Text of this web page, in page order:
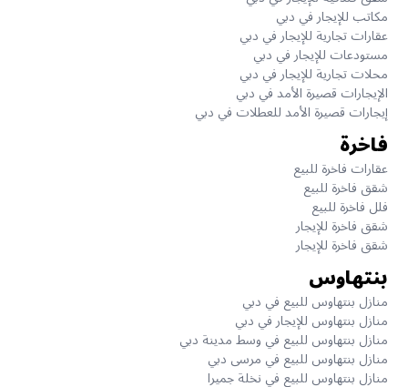
مكاتب للإيجار في دبي
عقارات تجارية للإيجار في دبي
مستودعات للإيجار في دبي
محلات تجارية للإيجار في دبي
الإيجارات قصيرة الأمد في دبي
إيجارات قصيرة الأمد للعطلات في دبي
فاخرة
عقارات فاخرة للبيع
شقق فاخرة للبيع
فلل فاخرة للبيع
شقق فاخرة للإيجار
شقق فاخرة للإيجار
بنتهاوس
منازل بنتهاوس للبيع في دبي
منازل بنتهاوس للإيجار في دبي
منازل بنتهاوس للبيع في وسط مدينة دبي
منازل بنتهاوس للبيع في مرسى دبي
منازل بنتهاوس للبيع في نخلة جميرا